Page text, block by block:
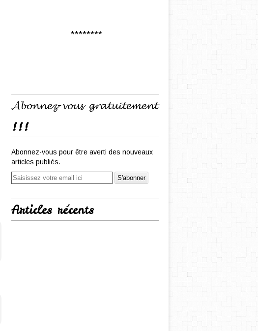
********
𝓐𝓫𝓸𝓷𝓷𝓮𝔃-𝓿𝓸𝓾𝓼 𝓰𝓻𝓪𝓽𝓾𝓲𝓽𝓮𝓶𝓮𝓷𝓽
!!!
Abonnez-vous pour être averti des nouveaux
articles publiés.
Articles récents